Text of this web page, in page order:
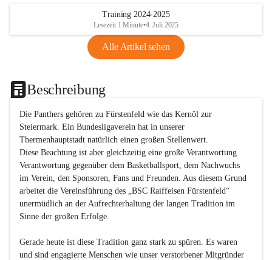
Training 2024-2025
Lesezeit 1 Minute•4. Juli 2025
Alle Artikel sehen
Beschreibung
Die Panthers gehören zu Fürstenfeld wie das Kernöl zur
Steiermark. Ein Bundesligaverein hat in unserer
Thermenhauptstadt natürlich einen großen Stellenwert.
Diese Beachtung ist aber gleichzeitig eine große Verantwortung.
Verantwortung gegenüber dem Basketballsport, dem Nachwuchs
im Verein, den Sponsoren, Fans und Freunden. Aus diesem Grund
arbeitet die Vereinsführung des „BSC Raiffeisen Fürstenfeld“
unermüdlich an der Aufrechterhaltung der langen Tradition im
Sinne der großen Erfolge.
Gerade heute ist diese Tradition ganz stark zu spüren. Es waren
und sind engagierte Menschen wie unser verstorbener Mitgründer